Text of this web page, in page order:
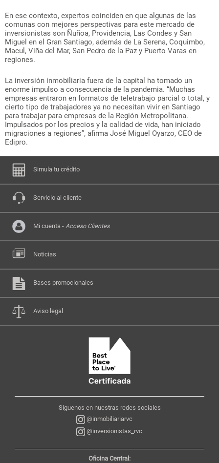
En ese contexto, expertos coinciden en que algunas de las
comunas con mejores perspectivas para este mercado de
inversionistas son Ñuñoa, Providencia, Las Condes y San
Miguel en el Gran Santiago, además de La Serena, Coquimbo,
Macul, Viña del Mar, San Pedro de la Paz y Puerto Varas en
regiones.
La inversión inmobiliaria fuera de la capital ha tomado un
enorme impulso a consecuencia de la pandemia. “Muchas
empresas entraron en formatos de teletrabajo parcial o total, y
cierto tipo de trabajadores ya no necesitan vivir en Santiago
para trabajar para empresas de la Región Metropolitana.
Impulsados por los precios y la calidad de vida, han iniciado
migraciones a regiones”, afirma José Miguel Oyarzo, CEO de
Edipro.
Simula tu crédito
Servicio al cliente
Mi cuenta - Acceso Clientes
Noticias
Bases promocionales
Aviso legal
Síguenos en nuestras redes sociales
@inmobiliariarvc
@inversionistas_rvc
Oficina Central: